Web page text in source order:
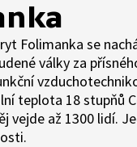
Folimanka se
války za
teplota 18 stupňů
vejde až 1300 lidí.